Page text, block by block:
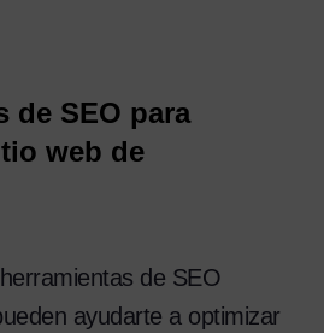
de SEO para
web de
de SEO
ayudarte a optimizar